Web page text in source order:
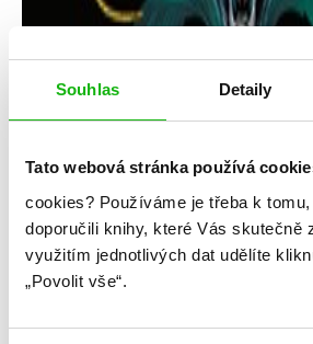
Souhlas Detaily
Tato webová stránka používá
cookies? Používáme je třeba k
doporučili knihy, které Vás skutečně
využitím jednotlivých dat udělíte
„Povolit vše“.
Vyšívané duše
Vyšívané duše